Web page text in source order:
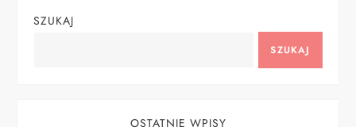
g
SZUKAJ
SZUKAJ
OSTATNIE WPISY